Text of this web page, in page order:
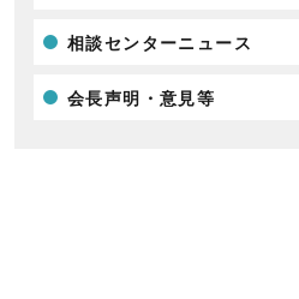
相談センターニュース
会長声明・意見等